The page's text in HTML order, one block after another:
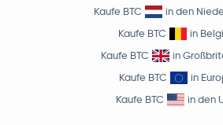
Kaufe BTC
in den
Kaufe BTC
in
Kaufe BTC
in
Kaufe BTC
in
Kaufe BTC
in den